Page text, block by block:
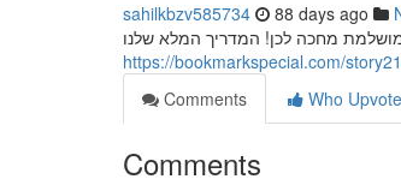
sahilkbzv585734 88 days ago
מחכה לכן! המדריך המלא שלנו
https://bookmarkspecial.com/
Comments
Who
Comments